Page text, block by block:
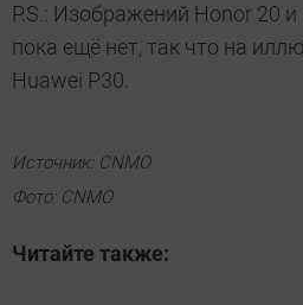
P.S.: Изображений Honor 20
пока ещё нет, так что на
Huawei P30.
Источник: CNMO
Фото: CNMO
Читайте также: